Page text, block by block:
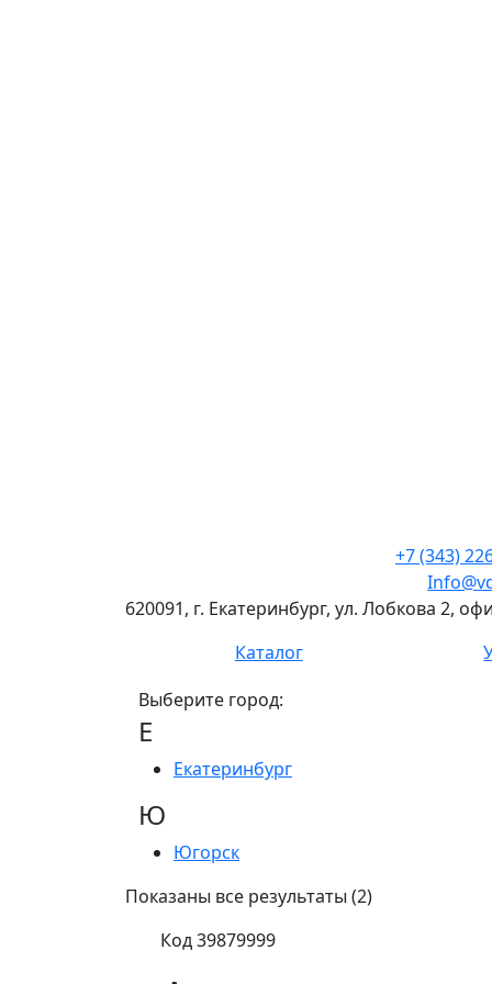
+7 (343)
620091, г. Екатеринбург, ул. Лобкова 2,
Каталог
Выберите город:
Е
Екатеринбург
Ю
Югорск
Показаны все результаты (2)
Код 39879999